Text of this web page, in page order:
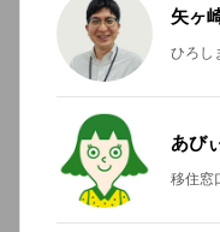
矢ヶ
ひろし
あび
移住窓